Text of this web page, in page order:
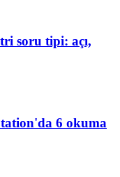
soru tipi: açı,
6 okuma